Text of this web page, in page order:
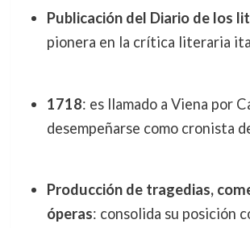
Publicación del Diario de los
pionera en la crítica literaria
1718: es llamado a Viena por
desempeñarse como cronista
Producción de tragedias,
óperas: consolida su posición